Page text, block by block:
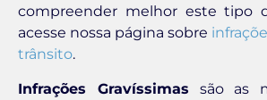
compreender melhor este tipo
acesse nossa página sobre
trânsito.
Infrações Gravíssimas são as